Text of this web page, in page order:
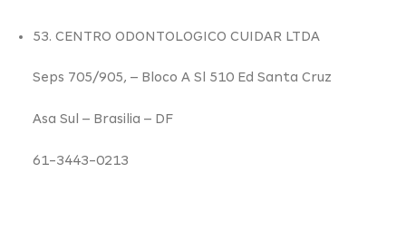
53. CENTRO ODONTOLOGICO CUIDAR LTDA
Seps 705/905, – Bloco A Sl 510 Ed Santa Cruz
Asa Sul – Brasilia – DF
61-3443-0213